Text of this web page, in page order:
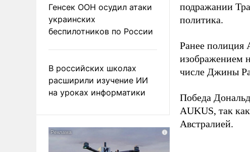
Генсек ООН осудил атаки
украинских
беспилотников по России
В российских школах
расширили изучение ИИ
на уроках информатики
подражании
политика.
Ранее полиция
изображением
числе Джины
Победа
AUKUS, так
Австралией.